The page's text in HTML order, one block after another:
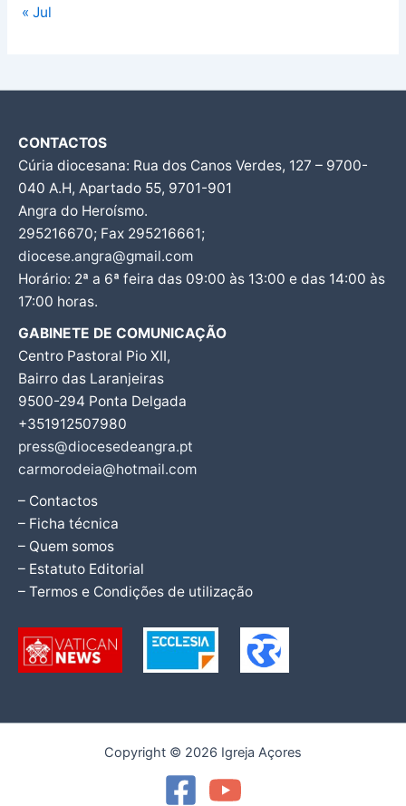
« Jul
CONTACTOS
Cúria diocesana: Rua dos Canos Verdes, 127 – 9700-
040 A.H, Apartado 55, 9701-901
Angra do Heroísmo.
295216670; Fax 295216661;
diocese.angra@gmail.com
Horário: 2ª a 6ª feira das 09:00 às 13:00 e das 14:00 às
17:00 horas.
GABINETE DE COMUNICAÇÃO
Centro Pastoral Pio XII,
Bairro das Laranjeiras
9500-294 Ponta Delgada
+351912507980
press@diocesedeangra.pt
carmorodeia@hotmail.com
– Contactos
– Ficha técnica
– Quem somos
– Estatuto Editorial
– Termos e Condições de utilização
Copyright © 2026 Igreja Açores